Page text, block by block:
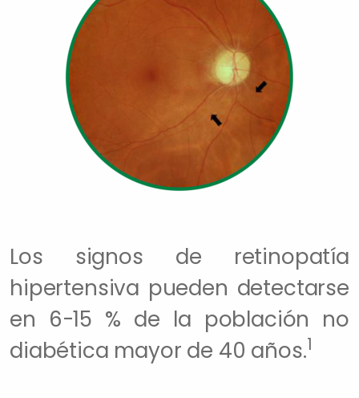
Los signos de retinopatía
hipertensiva pueden detectarse
en 6-15 % de la población no
diabética mayor de 40 años.1